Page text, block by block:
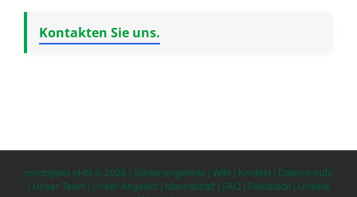
Kontakten Sie uns.
rondogard oHG © 2026 | Stellenangebote | Wiki | Kontakt | Datenschutz
| Unser Team | Unser Angebot| Mannschaft| FAQ| Feedback | Unsere